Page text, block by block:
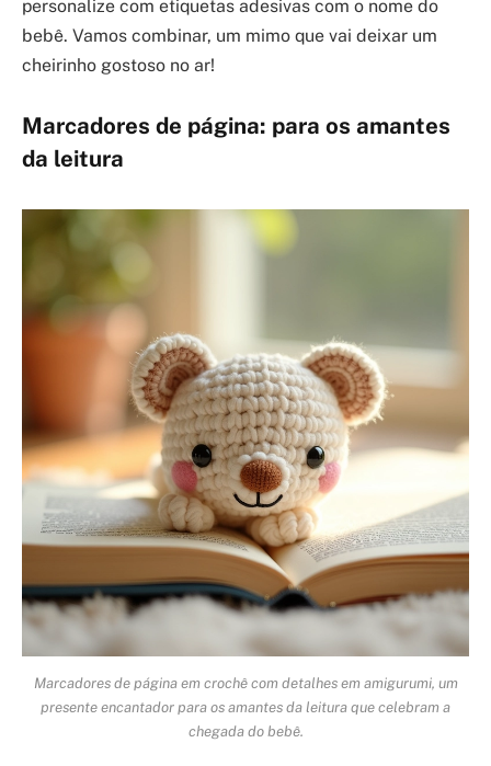
personalize com etiquetas adesivas com o nome do
bebê. Vamos combinar, um mimo que vai deixar um
cheirinho gostoso no ar!
Marcadores de página: para os amantes
da leitura
Marcadores de página em crochê com detalhes em amigurumi, um
presente encantador para os amantes da leitura que celebram a
chegada do bebê.